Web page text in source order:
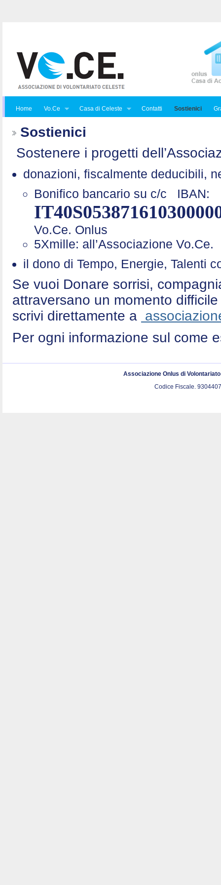
Home Vo.Ce Casa di Celeste Contatti Sostienici
Sostienici
Sostenere i progetti
donazioni, fiscalmente deducibili,
Bonifico bancario su c/c IBAN:
Vo.Ce. Onlus
5Xmille: all’Associazione
il dono di Tempo, Energie, Talenti
Se vuoi Donare sorrisi,
attraversano un momento
scrivi direttamente a
Per ogni informazione sul come
Associazione Onlus di
Codice Fiscale.